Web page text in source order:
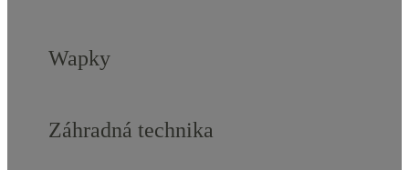
Wapky
Záhradná technika